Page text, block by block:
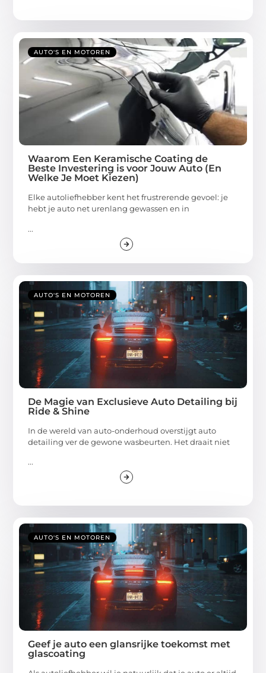
AUTO'S EN MOTOREN
Waarom Een Keramische Coating de
Beste Investering is voor Jouw Auto (En
Welke Je Moet Kiezen)
Elke autoliefhebber kent het frustrerende gevoel: je
hebt je auto net urenlang gewassen en in
...
AUTO'S EN MOTOREN
De Magie van Exclusieve Auto Detailing bij
Ride & Shine
In de wereld van auto-onderhoud overstijgt auto
detailing ver de gewone wasbeurten. Het draait niet
...
AUTO'S EN MOTOREN
Geef je auto een glansrijke toekomst met
glascoating